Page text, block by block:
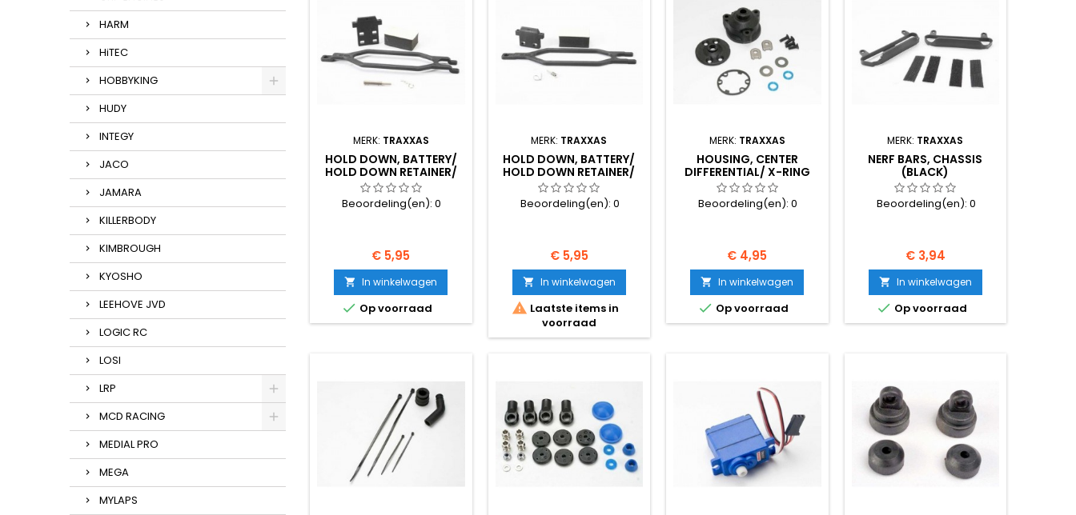
HARM
HiTEC
HOBBYKING
HUDY
INTEGY
JACO
JAMARA
KILLERBODY
KIMBROUGH
KYOSHO
LEEHOVE JVD
LOGIC RC
LOSI
LRP
MCD RACING
MEDIAL PRO
MEGA
MYLAPS
MERK: TRAXXAS
HOLD DOWN, BATTERY/
HOLD DOWN RETAINER/
BATTERY POST/ FOAM S
Beoordeling(en):0
Prijs
€ 5,95
 In winkelwagen
 Op voorraad
MERK: TRAXXAS
HOLD DOWN, BATTERY/
HOLD DOWN RETAINER/
BATTERY POST/ FOAM S
Beoordeling(en): 0
Prijs
€ 5,95
 In winkelwagen
 Laatste items in
voorraad
MERK: TRAXXAS
HOUSING, CENTER
DIFFERENTIAL/ X-RING
GASKETS (2)/ RING
Beoordeling(en):0
Prijs
€ 4,95
 In winkelwagen
 Op voorraad
MERK: TRAXXAS
NERF BARS, CHASSIS
(BLACK)
Beoordeling(en): 0
Prijs
€ 3,94
 In winkelwagen
 Op voorraad